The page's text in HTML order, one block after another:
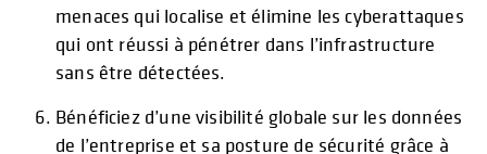
menaces qui localise et élimine les cyberattaques
qui ont réussi à pénétrer dans l’infrastructure
sans être détectées.
Bénéficiez d’une visibilité globale sur les données
de l’entreprise et sa posture de sécurité grâce à